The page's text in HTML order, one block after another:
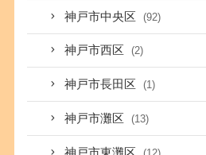
神戸市中央区 (92)
神戸市西区 (2)
神戸市長田区 (1)
神戸市灘区 (13)
神戸市東灘区